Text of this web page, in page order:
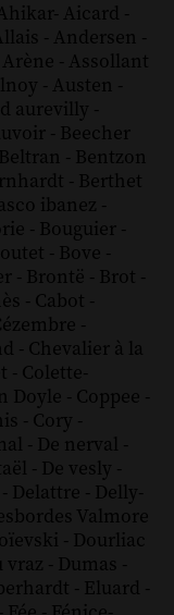
- Aicard -
- Andersen -
Arène - Assollant
- Austen -
aurevilly -
- Beecher
Beltran - Bentzon
- Berthet
ibanez -
- Bouguier -
- Bove -
- Brontë - Brot -
- Cabot -
-
- Chevalier à la
- Colette-
Doyle - Coppee -
- Cory -
- De nerval -
- De vesly -
- Delattre - Delly-
Valmore
- Dourliac
vraz - Dumas -
- Eluard -